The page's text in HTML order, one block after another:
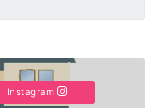
Instagram